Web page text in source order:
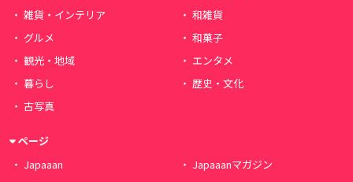
雑貨・インテリア
和雑貨
グルメ
和菓子
観光・地域
エンタメ
暮らし
歴史・文化
古写真
ページ
Japaaan
Japaaanマガジン